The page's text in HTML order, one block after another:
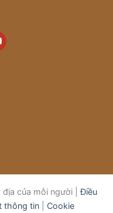
địa của mỗi người |Điều
thông tin| Cookie